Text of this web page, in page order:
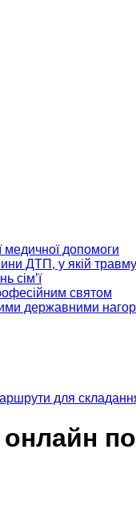
медичної допомоги
ДТП, у якій
сім’ї
святом
державними
для